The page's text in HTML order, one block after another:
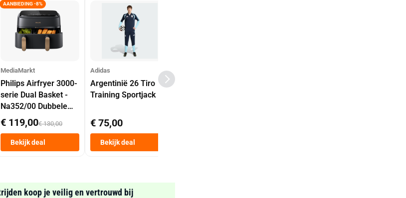
AANBIEDING -8%
MediaMarkt
Philips Airfryer 3000-
serie Dual Basket -
Na352/00 Dubbele
Mand 9 L Tot 6
Personen
Heteluchtfriteuse
Zwart
€ 119,00€ 130,00
Bekijk deal
Adidas
Argentinië 26 Tiro
Training Sportjack
€ 75,00
Bekijk deal
koop je veilig en vertrouwd bij